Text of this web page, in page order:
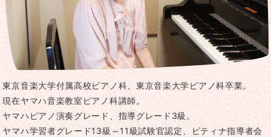
東京音楽大学付属高校ピアノ科、東京音楽大学ピアノ科卒業。
現在ヤマハ音楽教室ピアノ科講師。
ヤマハピアノ演奏グレード、指導グレード3級。
ヤマハ学習者グレード13級～11級試験官認定、ピティナ指導者会